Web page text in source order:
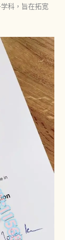
科，旨在拓宽